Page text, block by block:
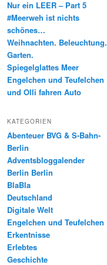
Nur ein LEER – Part 5
#Meerweh ist nichts
schönes…
Weihnachten. Beleuchtung.
Garten.
Spiegelglattes Meer
Engelchen und Teufelchen
und Olli fahren Auto
KATEGORIEN
Abenteuer BVG & S-Bahn-
Berlin
Adventsbloggalender
Berlin Berlin
BlaBla
Deutschland
Digitale Welt
Engelchen und Teufelchen
Erkentnisse
Erlebtes
Geschichte